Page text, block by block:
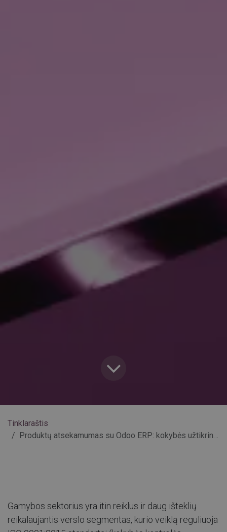
Tinklaraštis
Produktų atsekamumas su Odoo ERP: kokybės užtikrinimas per visišką procesų skaidrumą
Gamybos sektorius yra itin reiklus ir daug išteklių
reikalaujantis verslo segmentas, kurio veiklą reguliuoja